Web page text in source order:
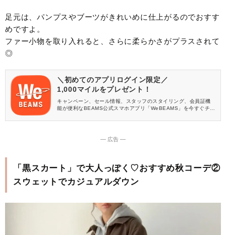
足元は、パンプスやブーツがきれいめに仕上がるのでおすす
めですよ。
ファー小物を取り入れると、さらに柔らかさがプラスされて
◎
＼初めてのアプリログイン限定／
1,000マイルをプレゼント！
キャンペーン、セール情報、スタッフのスタイリング、会員証機
能が便利なBEAMS公式スマホアプリ「WeBEAMS」を今すぐチェ
― 広告 ―
「黒スカート」で大人っぽく♡おすすめ秋コーデ②
スウェットでカジュアルダウン